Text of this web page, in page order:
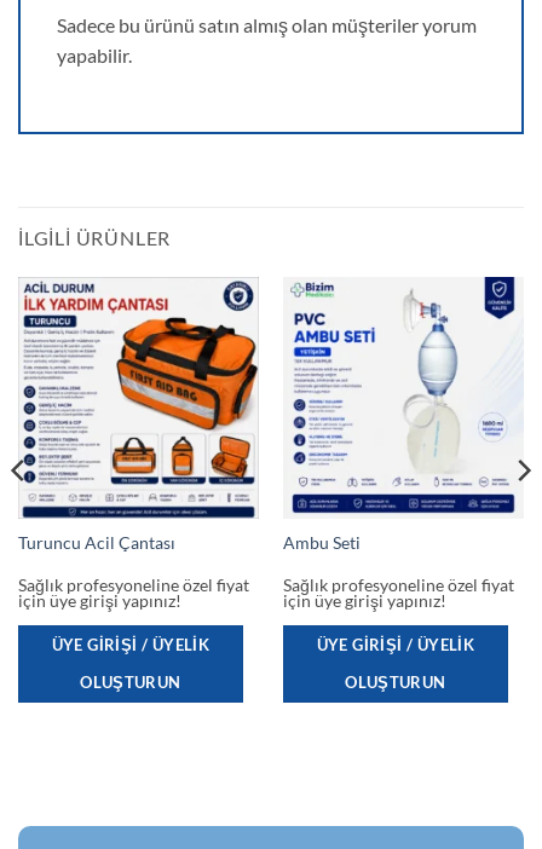
Sadece bu ürünü satın almış olan müşteriler yorum
yapabilir.
İLGILI ÜRÜNLER
Turuncu Acil Çantası
Sağlık profesyoneline özel fiyat
için üye girişi yapınız!
ÜYE GIRIŞI / ÜYELIK
OLUŞTURUN
Ambu Seti
Sağlık profesyoneline özel fiyat
için üye girişi yapınız!
ÜYE GIRIŞI / ÜYELIK
OLUŞTURUN
varyasyonu